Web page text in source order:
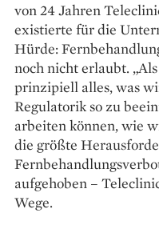
von 24 ­Jahren
existierte für die
Hürde:
noch nicht erlaubt.
prinzipiell alles, was
Regulatorik so zu
arbeiten können, wie
die größte
aufgehoben –
Wege.